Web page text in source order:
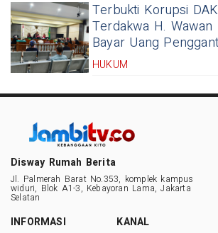
Terbukti Korupsi
Terdakwa H. Wawan
Bayar Uang
HUKUM
Disway Rumah Berita
Jl. Palmerah Barat No.353, komplek kampus
widuri, Blok A1-3, Kebayoran Lama, Jakarta
Selatan
INFORMASI
KANAL